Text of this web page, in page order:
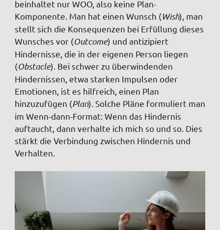
beinhaltet nur WOO, also keine Plan-
Komponente. Man hat einen Wunsch (Wish), man
stellt sich die Konsequenzen bei Erfüllung dieses
Wunsches vor (Outcome) und antizipiert
Hindernisse, die in der eigenen Person liegen
(Obstacle). Bei schwer zu überwindenden
Hindernissen, etwa starken Impulsen oder
Emotionen, ist es hilfreich, einen Plan
hinzuzufügen (Plan). Solche Pläne formuliert man
im Wenn-dann-Format: Wenn das Hindernis
auftaucht, dann verhalte ich mich so und so. Dies
stärkt die Verbindung zwischen Hindernis und
Verhalten.